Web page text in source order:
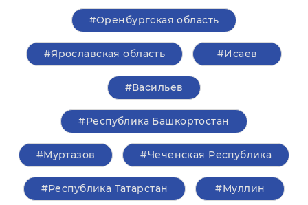
#Оренбургская область
#Ярославская область #Исаев
#Васильев
#Республика Башкортостан
#Муртазов #Чеченская Республика
#Республика Татарстан #Муллин